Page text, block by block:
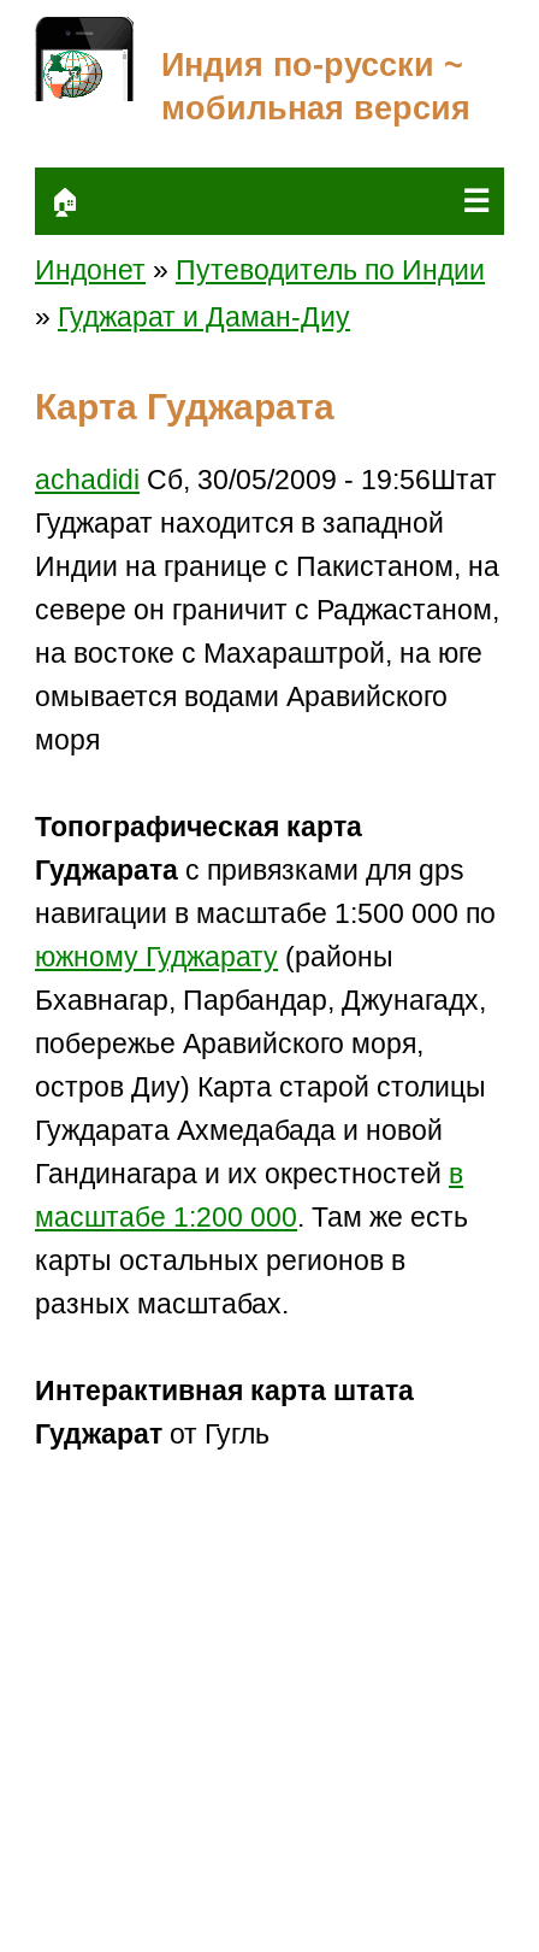
Индия по-русски ~
мобильная версия
🏠 ☰
Индонет » Путеводитель по Индии
» Гуджарат и Даман-Диу
Карта Гуджарата
achadidi Сб, 30/05/2009 - 19:56Штат
Гуджарат находится в западной
Индии на границе с Пакистаном, на
севере он граничит с Раджастаном,
на востоке с Махараштрой, на юге
омывается водами Аравийского
моря
Топографическая карта
Гуджарата с привязками для gps
навигации в масштабе 1:500 000 по
южному Гуджарату (районы
Бхавнагар, Парбандар, Джунагадх,
побережье Аравийского моря,
остров Диу) Карта старой столицы
Гуждарата Ахмедабада и новой
Гандинагара и их окрестностей в
масштабе 1:200 000. Там же есть
карты остальных регионов в
разных масштабах.
Интерактивная карта штата
Гуджарат от Гугль